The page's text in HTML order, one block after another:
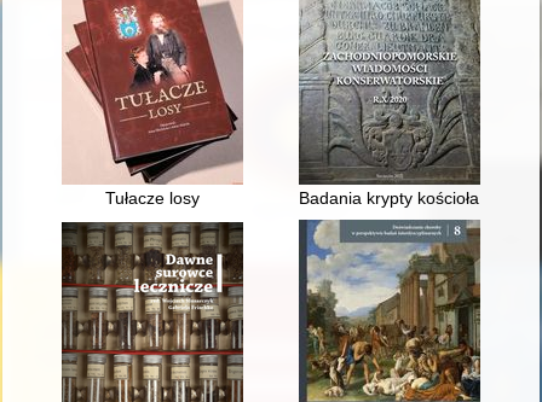
Tułacze losy Badania krypty kościoła pw.